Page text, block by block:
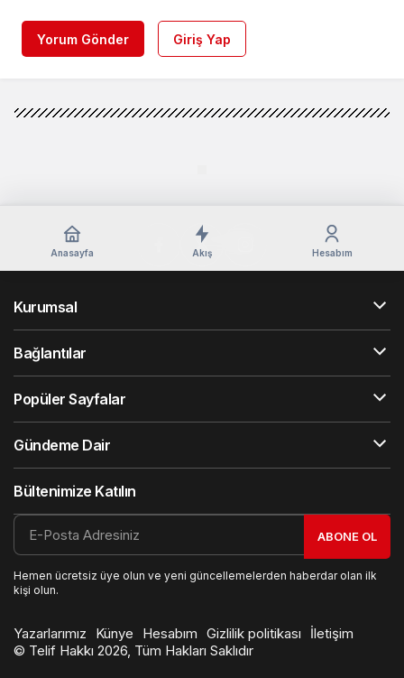
Yorum Gönder Giriş Yap
Anasayfa Akış Hesabım
Kurumsal
Bağlantılar
Popüler Sayfalar
Gündeme Dair
Bültenimize Katılın
ABONE OL
Hemen ücretsiz üye olun ve yeni güncellemelerden haberdar olan ilk
kişi olun.
Yazarlarımız Künye Hesabım Gizlilik politikası
İletişim
© Telif Hakkı 2026, Tüm Hakları Saklıdır